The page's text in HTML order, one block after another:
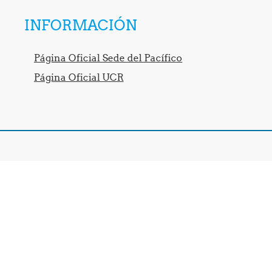
INFORMACIÓN
Página Oficial Sede del Pacífico
Página Oficial UCR